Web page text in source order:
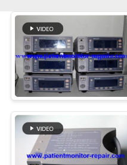
একটি
উদ্ধৃতি
অনুরোধ
করুন
NEWS
SITEMAP